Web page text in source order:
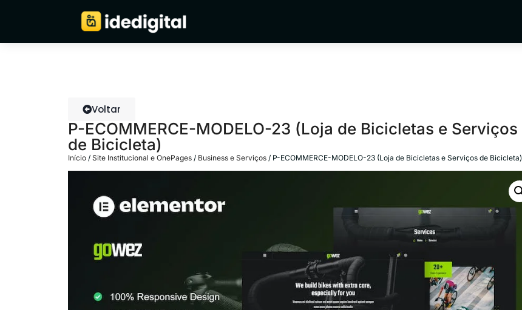
Voltar
P-ECOMMERCE-MODELO-23 (Loja de Bicicletas e Serviços
de Bicicleta)
Início / Site Institucional e OnePages / Business e Serviços / P-ECOMMERCE-MODELO-23 (Loja de Bicicletas e Serviços de Bicicleta)